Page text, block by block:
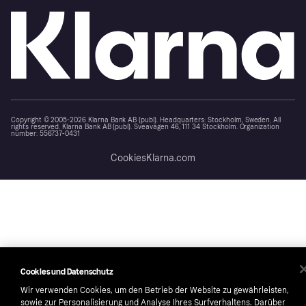
Copyright © 2005-2026 Klarna Bank AB (publ). Headquarters: Stockholm, Sweden. All
rights reserved. Klarna Bank AB (publ). Sveavägen 46, 111 34 Stockholm. Organization
number: 556737-0431
CookiesKlarna.com
Cookies und Datenschutz
Wir verwenden Cookies, um den Betrieb der Website zu gewährleisten,
sowie zur Personalisierung und Analyse Ihres Surfverhaltens. Darüber